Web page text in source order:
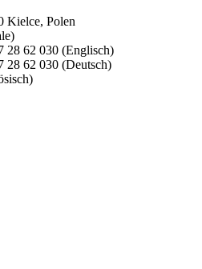
Kielce, Polen
28 62 030 (Englisch)
28 62 030 (Deutsch)